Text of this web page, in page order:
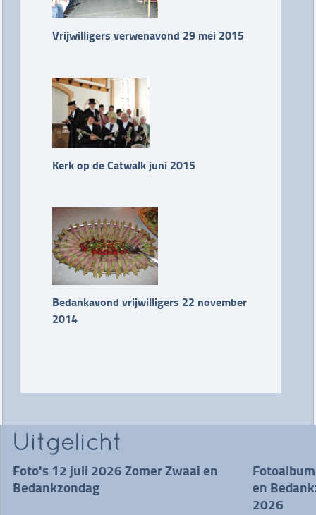
Vrijwilligers verwenavond 29 mei 2015
Kerk op de Catwalk juni 2015
Bedankavond vrijwilligers 22 november
2014
Uitgelicht
Foto's 12 juli 2026 Zomer Zwaai en
Bedankzondag
en
2026